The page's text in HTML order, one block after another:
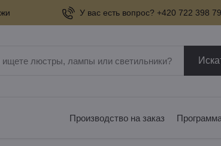
У вас есть вопрос? +420 722 398
Производство на заказ